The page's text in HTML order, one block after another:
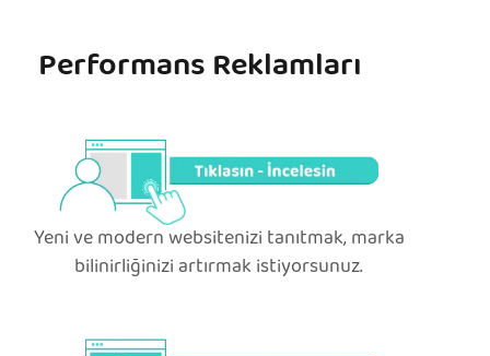
Performans Reklamları
Yeni ve modern websitenizi tanıtmak, marka
bilinirliğinizi artırmak istiyorsunuz.